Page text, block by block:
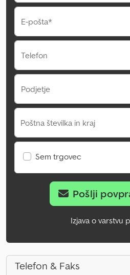
E-pošta*
Telefon
Podjetje
Poštna številka in kraj
Sem trgovec
Pošlji
Izjava o varstvu
Telefon & Faks